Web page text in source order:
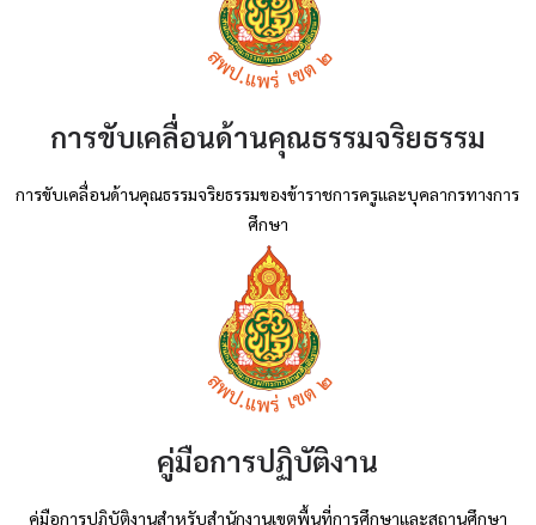
การขับเคลื่อนด้านคุณธรรมจริยธรรม
การขับเคลื่อนด้านคุณธรรมจริยธรรมของข้าราชการครูและบุคลากรทางการ
ศึกษา
คู่มือการปฏิบัติงาน
คู่มือการปฏิบัติงานสำหรับสำนักงานเขตพื้นที่การศึกษาและสถานศึกษา